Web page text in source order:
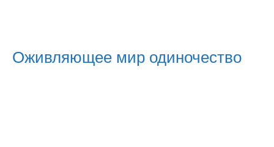
Оживляющее мир одиночество